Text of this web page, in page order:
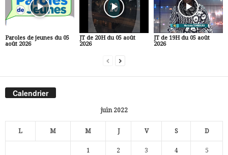
Paroles de jeunes du 05
août 2026
JT de 20H du 05 août
2026
JT de 19H du 05 août
2026
Calendrier
juin 2022
L M M J V S D
1 2 3 4 5